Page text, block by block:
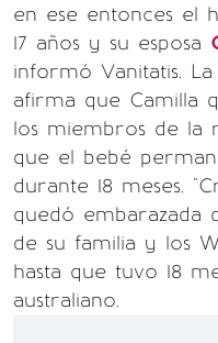
en ese entonces el
17 años y su esposa
informó Vanitatis.
afirma que Camilla
los miembros de la
que el bebé
durante 18 meses.
quedó embarazada
de su familia y los
hasta que tuvo 18
australiano.